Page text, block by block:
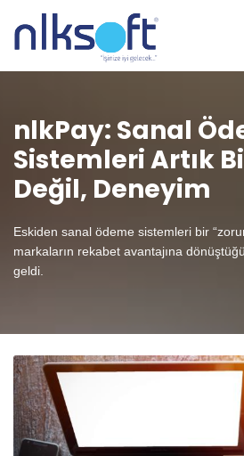
nlkPay: Sanal
Sistemleri Artık
Değil, Deneyim
Eskiden sanal ödeme sistemleri bir
markaların rekabet avantajına
geldi.